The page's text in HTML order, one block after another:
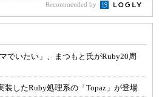
Recommended by
でいたい」、まつもと氏がRuby20周
装したRuby処理系の「Topaz」が登場